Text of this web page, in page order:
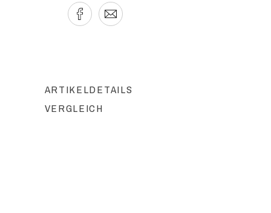
ARTIKELDETAILS
VERGLEICH